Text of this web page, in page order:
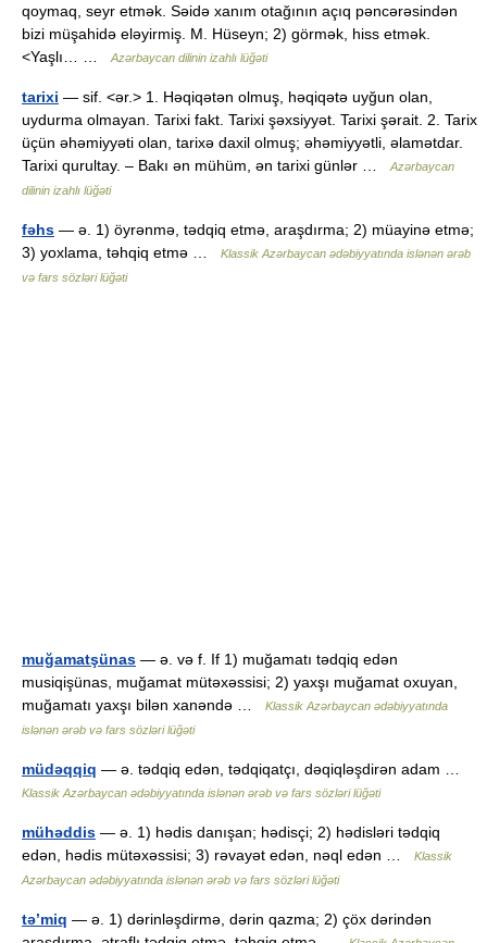
qoymaq, seyr etmək. Səidə xanım otağının açıq pəncərəsindən
bizi müşahidə eləyirmiş. M. Hüseyn; 2) görmək, hiss etmək.
<Yaşlı… …
Azərbaycan dilinin izahlı lüğəti
tarixi — sif. <ər.> 1. Həqiqətən olmuş, həqiqətə uyğun olan,
uydurma olmayan. Tarixi fakt. Tarixi şəxsiyyət. Tarixi şərait. 2. Tarix
üçün əhəmiyyəti olan, tarixə daxil olmuş; əhəmiyyətli, əlamətdar.
Tarixi qurultay. – Bakı ən mühüm, ən tarixi günlər …
Azərbaycan
dilinin izahlı lüğəti
fəhs — ə. 1) öyrənmə, tədqiq etmə, araşdırma; 2) müayinə etmə;
3) yoxlama, təhqiq etmə …
Klassik Azərbaycan ədəbiyyatında islənən ərəb
və fars sözləri lüğəti
muğamatşünas — ə. və f. If 1) muğamatı tədqiq edən
musiqişünas, muğamat mütəxəssisi; 2) yaxşı muğamat oxuyan,
muğamatı yaxşı bilən xanəndə …
Klassik Azərbaycan ədəbiyyatında
islənən ərəb və fars sözləri lüğəti
müdəqqiq — ə. tədqiq edən, tədqiqatçı, dəqiqləşdirən adam …
Klassik Azərbaycan ədəbiyyatında islənən ərəb və fars sözləri lüğəti
mühəddis — ə. 1) hədis danışan; hədisçi; 2) hədisləri tədqiq
edən, hədis mütəxəssisi; 3) rəvayət edən, nəql edən …
Klassik
Azərbaycan ədəbiyyatında islənən ərəb və fars sözləri lüğəti
tə’miq — ə. 1) dərinləşdirmə, dərin qazma; 2) çöx dərindən